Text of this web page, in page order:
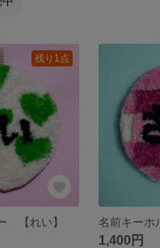
残り1点
【れい】 名前キーホ
1,400円